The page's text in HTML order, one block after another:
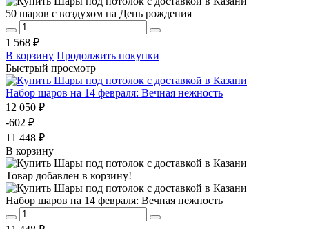
50 шаров с воздухом на День рождения
1 568 ₽
В корзину Продолжить покупки
Быстрый просмотр
Набор шаров на 14 февраля: Вечная нежность
12 050 ₽
-602 ₽
11 448 ₽
В корзину
Товар добавлен в корзину!
Набор шаров на 14 февраля: Вечная нежность